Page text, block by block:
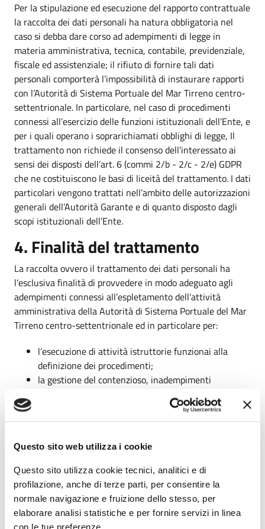
Questo sito web utilizza i cookie
Questo sito utilizza cookie tecnici, analitici e di
profilazione, anche di terze parti, per consentire la
normale navigazione e fruizione dello stesso, per
elaborare analisi statistiche e per fornire servizi in linea
con le tue preferenze.
Per la stipulazione ed esecuzione del rapporto contrattuale
la raccolta dei dati personali ha natura obbligatoria nel
caso si debba dare corso ad adempimenti di legge in
materia amministrativa, tecnica, contabile, previdenziale,
fiscale ed assistenziale; il rifiuto di fornire tali dati
personali comporterà l’impossibilità di instaurare rapporti
con l’Autorità di Sistema Portuale del Mar Tirreno centro-
settentrionale. In particolare, nel caso di procedimenti
connessi all’esercizio delle funzioni istituzionali dell’Ente, e
per i quali operano i soprarichiamati obblighi di legge, Il
trattamento non richiede il consenso dell’interessato ai
sensi dei disposti dell’art. 6 (commi 2/b - 2/c - 2/e) GDPR
che ne costituiscono le basi di liceità del trattamento. I dati
particolari vengono trattati nell’ambito delle autorizzazioni
generali dell’Autorità Garante e di quanto disposto dagli
scopi istituzionali dell’Ente.
4. Finalità del trattamento
La raccolta ovvero il trattamento dei dati personali ha
l’esclusiva finalità di provvedere in modo adeguato agli
adempimenti connessi all’espletamento dell’attività
amministrativa della Autorità di Sistema Portuale del Mar
Tirreno centro-settentrionale ed in particolare per:
l’esecuzione di attività istruttorie funzionai alla
definizione dei procedimenti;
la gestione del contenzioso, inadempimenti
contrattuali, diffide, transazioni, arbitrati,
l’adempimento degli obblighi previsti da leggi,
impartite da autorità;
l’adempimento degli obblighi istituzionali dell’Ente.
5. Modalità di trattamento
Il trattamento dei dati personali sarà effettuato in modo